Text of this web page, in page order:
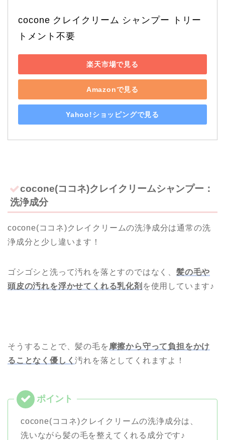
cocone クレイクリーム シャンプー トリー
トメント不要
楽天市場で見る
Amazonで見る
Yahoo!ショッピングで見る
cocone(ココネ)クレイクリームシャンプー：
洗浄成分
cocone(ココネ)クレイクリームの洗浄成分は通常の洗
浄成分と少し違います！
ゴシゴシと洗って汚れを落とすのではなく、 髪の毛や
頭皮の汚れを浮かせてくれる乳化剤 を使用しています♪
そうすることで、髪の毛を 摩擦から守って負担をかけ
ることなく優しく汚れを落としてくれますよ！
cocone(ココネ)クレイクリームの洗浄成分は、
洗いながら髪の毛を整えてくれる成分です♪